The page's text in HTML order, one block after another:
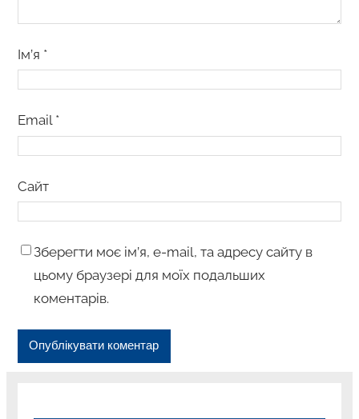
Ім’я *
Email *
Сайт
Зберегти моє ім’я, e-mail, та адресу сайту в
цьому браузері для моїх подальших
коментарів.